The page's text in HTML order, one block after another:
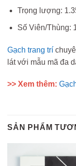
Trọng lượng:
Số Viên/Thùng:
Gạch trang trí
lát với mẫu mã đa
>> Xem thêm:
SẢN PHẨM